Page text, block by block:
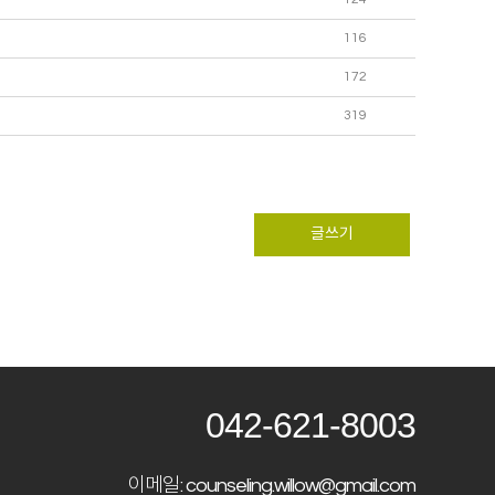
116
172
319
글쓰기
042-621-8003
이메일: counseling.willow@gmail.com